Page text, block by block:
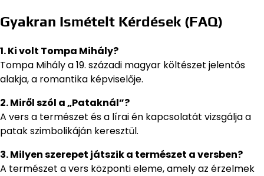
Gyakran Ismételt Kérdések (FAQ)
1. Ki volt Tompa Mihály?
Tompa Mihály a 19. századi magyar költészet jelentős
alakja, a romantika képviselője.
2. Miről szól a „Pataknál”?
A vers a természet és a lírai én kapcsolatát vizsgálja a
patak szimbolikáján keresztül.
3. Milyen szerepet játszik a természet a versben?
A természet a vers központi eleme, amely az érzelmek